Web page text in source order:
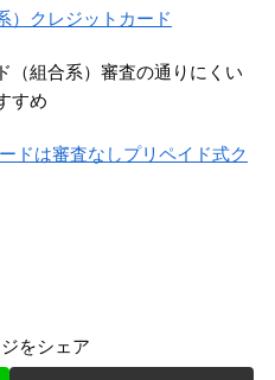
）クレジットカード
（組合系）審査の通りにくい
すめ
ドは審査なしプリペイド式ク
をシェア